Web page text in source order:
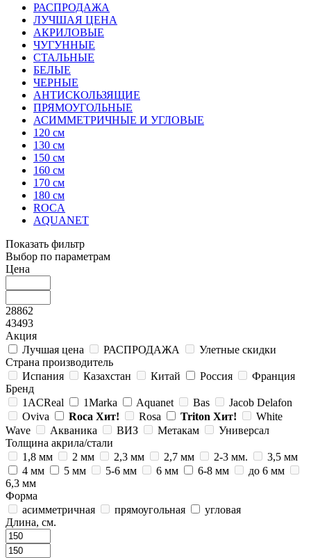
РАСПРОДАЖА
ЛУЧШАЯ ЦЕНА
АКРИЛОВЫЕ
ЧУГУННЫЕ
СТАЛЬНЫЕ
БЕЛЫЕ
ЧЕРНЫЕ
АНТИСКОЛЬЗЯЩИЕ
ПРЯМОУГОЛЬНЫЕ
АСИММЕТРИЧНЫЕ И УГЛОВЫЕ
120 см
130 см
150 см
160 см
170 см
180 см
ROCA
AQUANET
Показать фильтр
Выбор по параметрам
Цена
28862
43493
Акция
Лучшая цена
РАСПРОДАЖА
Улетные скидки
Страна производитель
Испания
Казахстан Китай Россия
Франция
Бренд
1ACReal
1Marka Aquanet Bas
Jacob Delafon
Oviva
Roca Хит! Rosa Triton Хит!
White
Wave
Акваника ВИЗ Метакам
Универсал
Толщина акрила/стали
1,8 мм
2 мм 2,3 мм 2,7 мм 2-3 мм.
3,5 мм
4 мм
5 мм 5-6 мм 6 мм 6-8 мм
до 6 мм
6,3 мм
Форма
асимметричная
прямоугольная
угловая
Длина, см.